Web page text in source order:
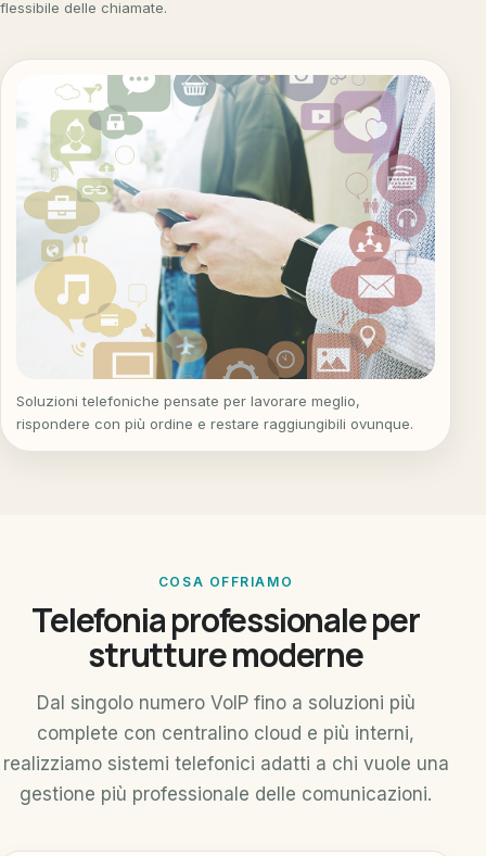
flessibile delle chiamate.
Soluzioni telefoniche pensate per lavorare meglio,
rispondere con più ordine e restare raggiungibili ovunque.
COSA OFFRIAMO
Telefonia professionale per
strutture moderne
Dal singolo numero VoIP fino a soluzioni più
complete con centralino cloud e più interni,
realizziamo sistemi telefonici adatti a chi vuole una
gestione più professionale delle comunicazioni.